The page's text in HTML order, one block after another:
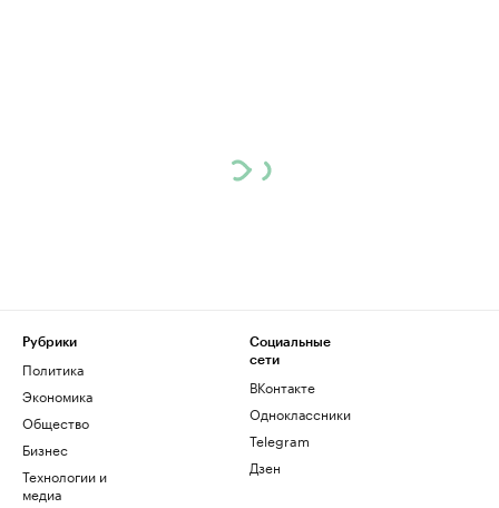
Рубрики
Политика
Экономика
Общество
Бизнес
Технологии и
медиа
Социальные
сети
ВКонтакте
Одноклассники
Telegram
Дзен